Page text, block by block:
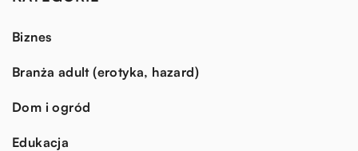
Biznes
Branża adult (erotyka, hazard)
Dom i ogród
Edukacja